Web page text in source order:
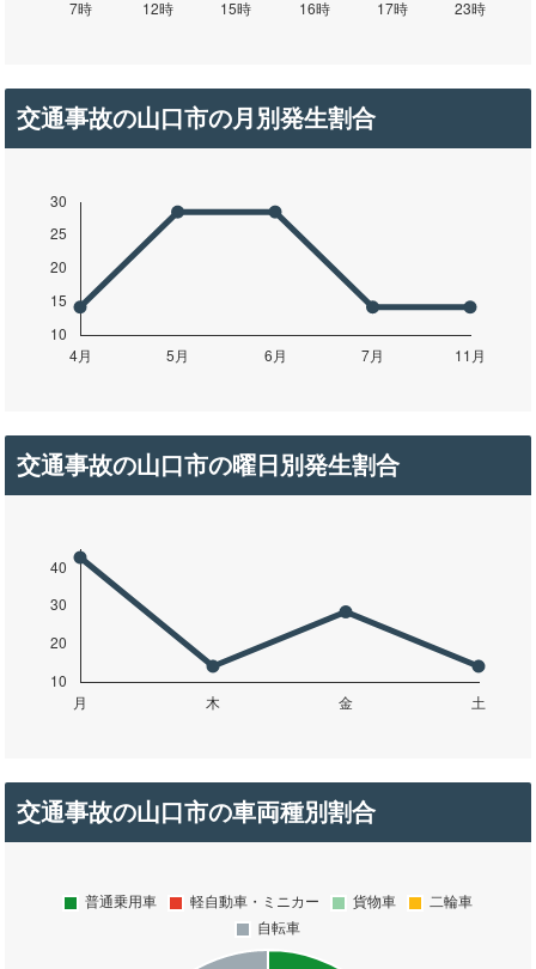
交通事故の山口市の月別発生割合
交通事故の山口市の曜日別発生割合
交通事故の山口市の車両種別割合